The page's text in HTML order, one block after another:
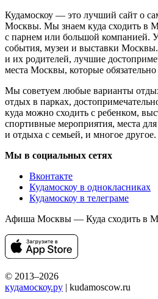
Кудамоскоу — это лучший сайт о
Москвы. Мы знаем куда сходить в
с парнем или большой компанией.
события, музеи и выставки
и их родителей, лучшие
места Москвы, которые обязательно
Мы советуем любые варианты
отдых в парках,
куда можно сходить с ребенком,
спортивные мероприятия, места
и отдыха с семьей, и многое другое.
Мы в социальных сетях
Вконтакте
Кудамоскоу в однокласниках
Кудамоскоу в телеграме
Афиша Москвы — Куда сходить в
© 2013–2026
кудамоскоу.ру | kudamoscow.ru